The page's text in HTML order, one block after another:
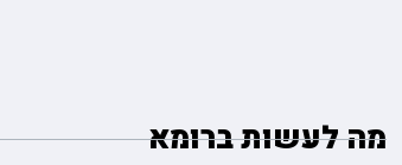
מה לעשות ברומא